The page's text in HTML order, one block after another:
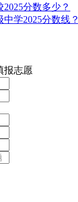
分数多少？
学2025分数线？
报志愿